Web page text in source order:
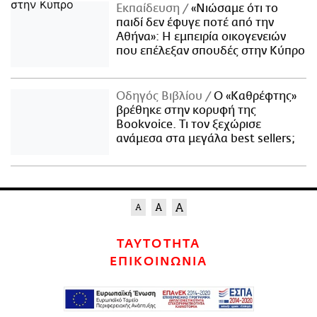
Εκπαίδευση
«Νιώσαμε ότι το
παιδί δεν έφυγε ποτέ από την
Αθήνα»: Η εμπειρία οικογενειών
που επέλεξαν σπουδές στην Κύπρο
Οδηγός Βιβλίου
Ο «Καθρέφτης»
βρέθηκε στην κορυφή της
Bookvoice. Τι τον ξεχώρισε
ανάμεσα στα μεγάλα best sellers;
ΤΑΥΤΟΤΗΤΑ
ΕΠΙΚΟΙΝΩΝΙΑ